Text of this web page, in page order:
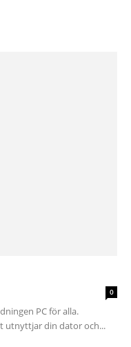
0
PC för alla.
utnyttjar din dator och...